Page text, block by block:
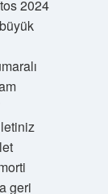
2024
geri